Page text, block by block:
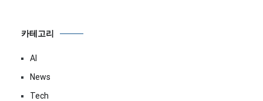
카테고리
AI
News
Tech